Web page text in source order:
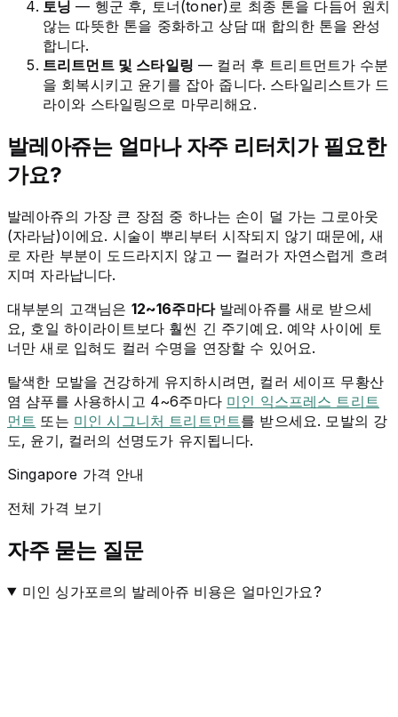
토닝 — 헹군 후, 토너(toner)로 최종 톤을 다듬어 원치
않는 따뜻한 톤을 중화하고 상담 때 합의한 톤을 완성
합니다.
트리트먼트 및 스타일링 — 컬러 후 트리트먼트가 수분
을 회복시키고 윤기를 잡아 줍니다. 스타일리스트가 드
라이와 스타일링으로 마무리해요.
발레아쥬는 얼마나 자주 리터치가 필요한
가요?
발레아쥬의 가장 큰 장점 중 하나는 손이 덜 가는 그로아웃
(자라남)이에요. 시술이 뿌리부터 시작되지 않기 때문에, 새
로 자란 부분이 도드라지지 않고 — 컬러가 자연스럽게 흐려
지며 자라납니다.
대부분의 고객님은 12~16주마다발레아쥬를 새로 받으세
요, 호일 하이라이트보다 훨씬 긴 주기예요. 예약 사이에 토
너만 새로 입혀도 컬러 수명을 연장할 수 있어요.
탈색한 모발을 건강하게 유지하시려면, 컬러 세이프 무황산
염 샴푸를 사용하시고 4~6주마다 미인 익스프레스 트리트
먼트 또는 미인 시그니처 트리트먼트를 받으세요. 모발의 강
도, 윤기, 컬러의 선명도가 유지됩니다.
Singapore 가격 안내
전체 가격 보기
자주 묻는 질문
미인 싱가포르의 발레아쥬 비용은 얼마인가요?